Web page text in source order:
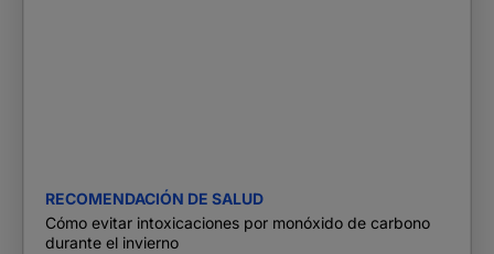
RECOMENDACIÓN DE SALUD
Cómo evitar intoxicaciones por monóxido de carbono
durante el invierno